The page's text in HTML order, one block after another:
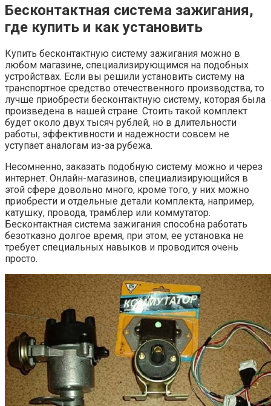
Бесконтактная система зажигания,
где купить и как установить
Купить бесконтактную систему зажигания можно в
любом магазине, специализирующимся на подобных
устройствах. Если вы решили установить систему на
транспортное средство отечественного производства, то
лучше приобрести бесконтактную систему, которая была
произведена в нашей стране. Стоить такой комплект
будет около двух тысяч рублей, но в длительности
работы, эффективности и надежности совсем не
уступает аналогам из-за рубежа.
Несомненно, заказать подобную систему можно и через
интернет. Онлайн-магазинов, специализирующийся в
этой сфере довольно много, кроме того, у них можно
приобрести и отдельные детали комплекта, например,
катушку, провода, трамблер или коммутатор.
Бесконтактная система зажигания способна работать
безотказно долгое время, при этом, ее установка не
требует специальных навыков и проводится очень
просто.